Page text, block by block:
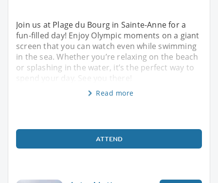
Join us at Plage du Bourg in Sainte-Anne for a
fun-filled day! Enjoy Olympic moments on a giant
screen that you can watch even while swimming
in the sea. Whether you’re relaxing on the beach
or splashing in the water, it’s the perfect way to
spend your day. See you there!
Read more
ATTEND